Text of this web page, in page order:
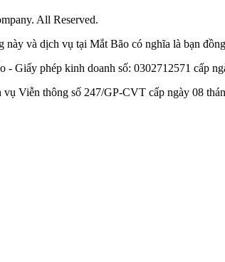
All Reserved.
này và dịch vụ tại Mắt Bão có nghĩa là bạn
- Giấy phép kinh doanh số: 0302712571 cấp
vụ Viễn thông số 247/GP-CVT cấp ngày 08